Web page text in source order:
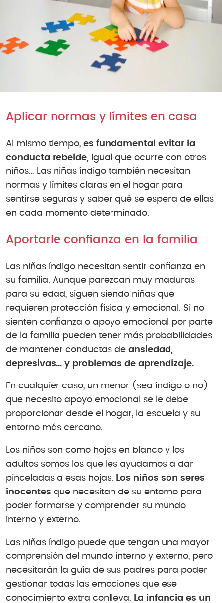
Aplicar normas y límites en casa
Al mismo tiempo, es fundamental evitar la
conducta rebelde, igual que ocurre con otros
niños… Las niñas índigo también necesitan
normas y límites claras en el hogar para
sentirse seguras y saber qué se espera de ellas
en cada momento determinado.
Aportarle confianza en la familia
Las niñas índigo necesitan sentir confianza en
su familia. Aunque parezcan muy maduras
para su edad, siguen siendo niñas que
requieren protección física y emocional. Si no
sienten confianza o apoyo emocional por parte
de la familia pueden tener más probabilidades
de mantener conductas de ansiedad,
depresivas… y problemas de aprendizaje.
En cualquier caso, un menor (sea índigo o no)
que necesito apoyo emocional se le debe
proporcionar desde el hogar, la escuela y su
entorno más cercano.
Los niños son como hojas en blanco y los
adultos somos los que les ayudamos a dar
pinceladas a esas hojas. Los niños son seres
inocentes que necesitan de su entorno para
poder formarse y comprender su mundo
interno y externo.
Las niñas índigo puede que tengan una mayor
comprensión del mundo interno y externo, pero
necesitarán la guía de sus padres para poder
gestionar todas las emociones que ese
conocimiento extra conlleva. La infancia es un